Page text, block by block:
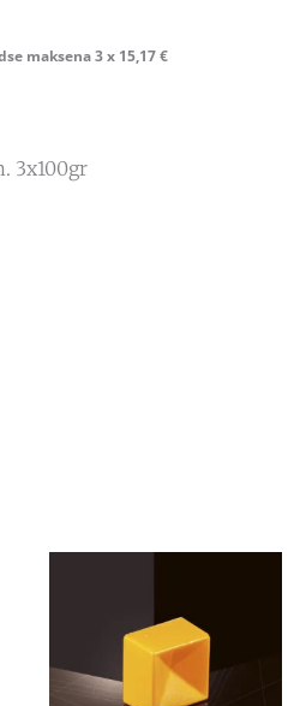
maksena 3 x 15,17€
3x100gr